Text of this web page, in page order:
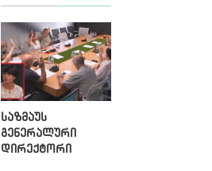
„მონიტორზე“
საზმაუს
გენერალური
დირექტორი